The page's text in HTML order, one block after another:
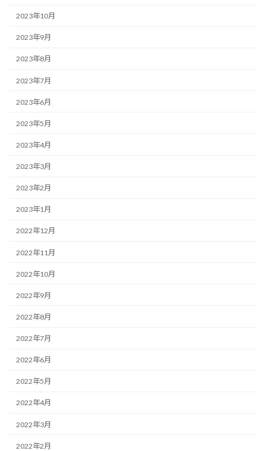
2023年10月
2023年9月
2023年8月
2023年7月
2023年6月
2023年5月
2023年4月
2023年3月
2023年2月
2023年1月
2022年12月
2022年11月
2022年10月
2022年9月
2022年8月
2022年7月
2022年6月
2022年5月
2022年4月
2022年3月
2022年2月